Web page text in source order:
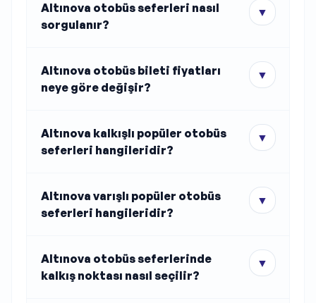
Altınova otobüs seferleri nasıl
sorgulanır?
▼
Altınova otobüs bileti fiyatları
neye göre değişir?
▼
Altınova kalkışlı popüler otobüs
seferleri hangileridir?
▼
Altınova varışlı popüler otobüs
seferleri hangileridir?
▼
Altınova otobüs seferlerinde
kalkış noktası nasıl seçilir?
▼